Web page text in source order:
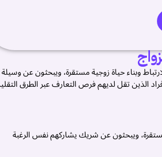
وبناء حياة زوجية مستقرة، ويبحثون عن وسيلة
تقل لديهم فرص التعارف عبر الطرق
ويبحثون عن شريك يشاركهم نفس الرغبة